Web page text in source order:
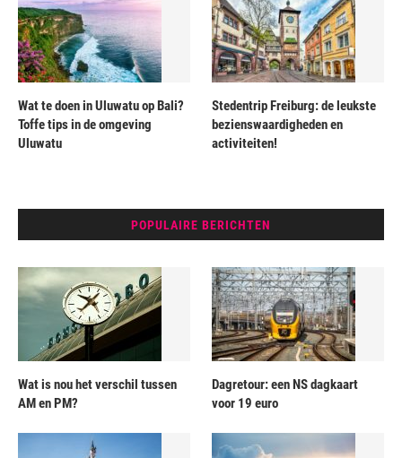
Wat te doen in Uluwatu op Bali?
Toffe tips in de omgeving
Uluwatu
Stedentrip Freiburg: de leukste
bezienswaardigheden en
activiteiten!
POPULAIRE BERICHTEN
Wat is nou het verschil tussen
AM en PM?
Dagretour: een NS dagkaart
voor 19 euro